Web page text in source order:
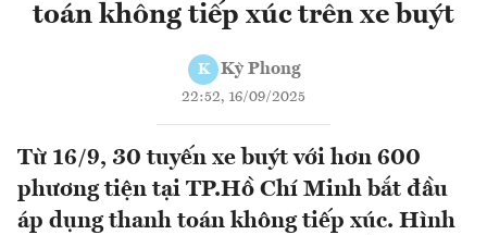
toán không tiếp xúc trên xe buýt
K Kỳ Phong
22:52, 16/09/2025
Từ 16/9, 30 tuyến xe buýt với hơn 600
phương tiện tại TP.Hồ Chí Minh bắt đầu
áp dụng thanh toán không tiếp xúc. Hình